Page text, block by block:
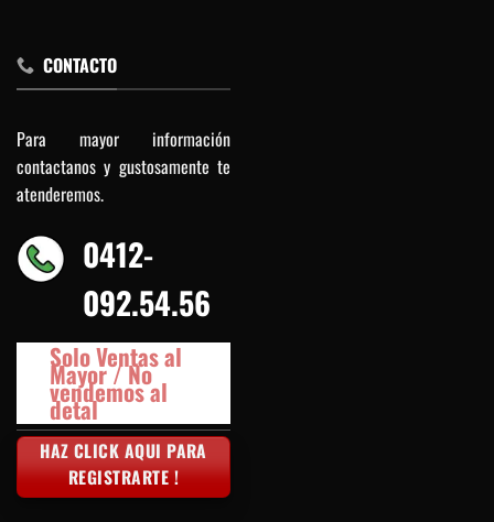
CONTACTO
Para mayor información
contactanos y gustosamente te
atenderemos.
0412-
092.54.56
Solo Ventas al
Mayor / No
vendemos al
detal
HAZ CLICK AQUI PARA
REGISTRARTE !